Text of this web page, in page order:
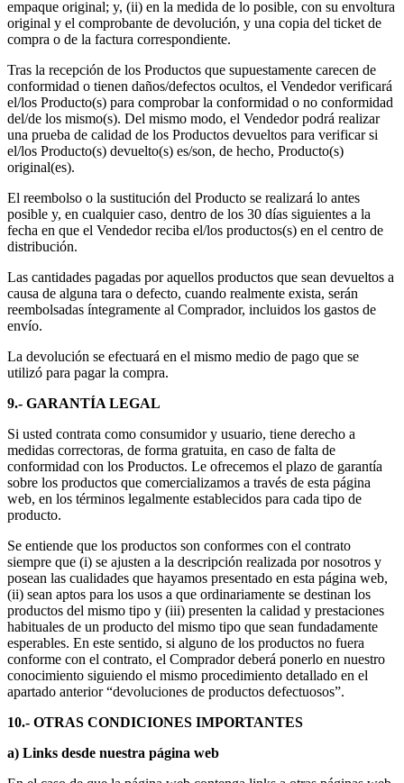
empaque original; y, (ii) en la medida de lo posible, con su envoltura
original y el comprobante de devolución, y una copia del ticket de
compra o de la factura correspondiente.
Tras la recepción de los Productos que supuestamente carecen de
conformidad o tienen daños/defectos ocultos, el Vendedor verificará
el/los Producto(s) para comprobar la conformidad o no conformidad
del/de los mismo(s). Del mismo modo, el Vendedor podrá realizar
una prueba de calidad de los Productos devueltos para verificar si
el/los Producto(s) devuelto(s) es/son, de hecho, Producto(s)
original(es).
El reembolso o la sustitución del Producto se realizará lo antes
posible y, en cualquier caso, dentro de los 30 días siguientes a la
fecha en que el Vendedor reciba el/los productos(s) en el centro de
distribución.
Las cantidades pagadas por aquellos productos que sean devueltos a
causa de alguna tara o defecto, cuando realmente exista, serán
reembolsadas íntegramente al Comprador, incluidos los gastos de
envío.
La devolución se efectuará en el mismo medio de pago que se
utilizó para pagar la compra.
9.- GARANTÍA LEGAL
Si usted contrata como consumidor y usuario, tiene derecho a
medidas correctoras, de forma gratuita, en caso de falta de
conformidad con los Productos. Le ofrecemos el plazo de garantía
sobre los productos que comercializamos a través de esta página
web, en los términos legalmente establecidos para cada tipo de
producto.
Se entiende que los productos son conformes con el contrato
siempre que (i) se ajusten a la descripción realizada por nosotros y
posean las cualidades que hayamos presentado en esta página web,
(ii) sean aptos para los usos a que ordinariamente se destinan los
productos del mismo tipo y (iii) presenten la calidad y prestaciones
habituales de un producto del mismo tipo que sean fundadamente
esperables. En este sentido, si alguno de los productos no fuera
conforme con el contrato, el Comprador deberá ponerlo en nuestro
conocimiento siguiendo el mismo procedimiento detallado en el
apartado anterior “devoluciones de productos defectuosos”.
10.- OTRAS CONDICIONES IMPORTANTES
a) Links desde nuestra página web